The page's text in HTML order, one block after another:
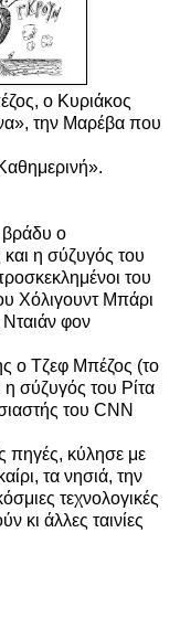
ο Κυριάκος
την Μαρέβα που
βράδυ ο
η σύζυγός του
του
Χόλιγουντ Μπάρι
Νταιάν φον
ο Τζεφ Μπέζος (το
σύζυγός του Ρίτα
του CNN
πηγές, κύλησε με
τα νησιά, την
τεχνολογικές
κι άλλες ταινίες